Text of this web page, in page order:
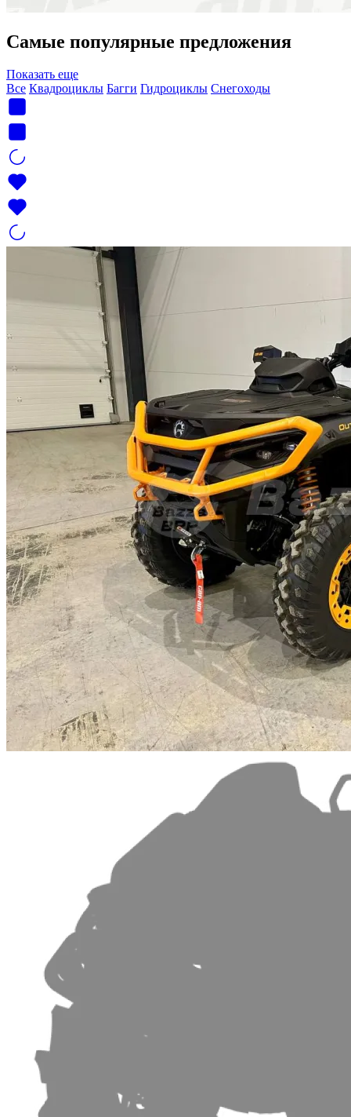
Самые популярные предложения
Показать еще
Все Квадроциклы Багги Гидроциклы Снегоходы